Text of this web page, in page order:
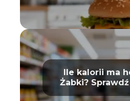
Ile kalorii ma
Żabki?